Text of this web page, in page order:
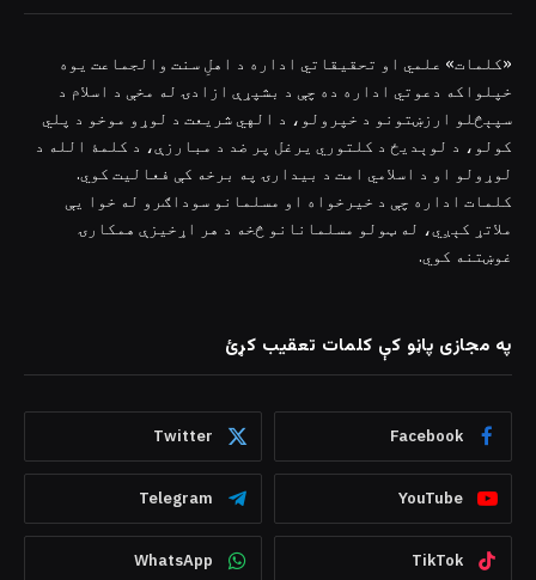
«کلمات» علمي او تحقیقاتي اداره د اهلِ سنت والجماعت یوه
خپلواکه دعوتي اداره ده چې د بشپړې ازادۍ له مخې د اسلام د
سپېڅلو ارزښتونو د خپرولو، د الهي شریعت د لوړو موخو د پلي
کولو، د لوېدیځ د کلتوري یرغل پر ضد د مبارزې، د کلمۀ الله د
لوړولو او د اسلامي امت د بیدارۍ په برخه کې فعالیت کوي.
کلمات اداره چې د خیرخواه او مسلمانو سوداګرو له خوا یې
ملاتړ کېږي، له ټولو مسلمانانو څخه د هر اړخیزې همکارۍ
غوښتنه کوي.
په مجازی پاڼو کې کلمات تعقیب کړئ
Facebook
Twitter
YouTube
Telegram
TikTok
WhatsApp